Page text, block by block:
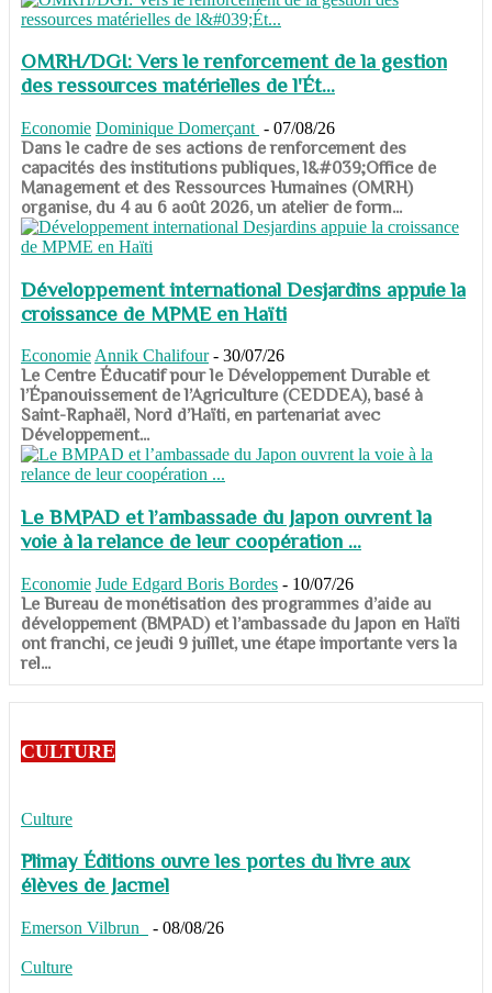
OMRH/DGI: Vers le renforcement de la gestion
des ressources matérielles de l'Ét...
Economie Dominique Domerçant - 07/08/26
Dans le cadre de ses actions de renforcement des
capacités des institutions publiques, l&#039;Office de
Management et des Ressources Humaines (OMRH)
organise, du 4 au 6 août 2026, un atelier de form...
Développement international Desjardins appuie la
croissance de MPME en Haïti
Economie Annik Chalifour - 30/07/26
​​​​​​​Le Centre Éducatif pour le Développement Durable et
l’Épanouissement de l’Agriculture (CEDDEA), basé à
Saint-Raphaël, Nord d’Haïti, en partenariat avec
Développement...
Le BMPAD et l’ambassade du Japon ouvrent la
voie à la relance de leur coopération ...
Economie Jude Edgard Boris Bordes - 10/07/26
​​​​​​​Le Bureau de monétisation des programmes d’aide au
développement (BMPAD) et l’ambassade du Japon en Haïti
ont franchi, ce jeudi 9 juillet, une étape importante vers la
rel...
CULTURE
Culture
Plimay Éditions ouvre les portes du livre aux
élèves de Jacmel
Emerson Vilbrun - 08/08/26
Culture